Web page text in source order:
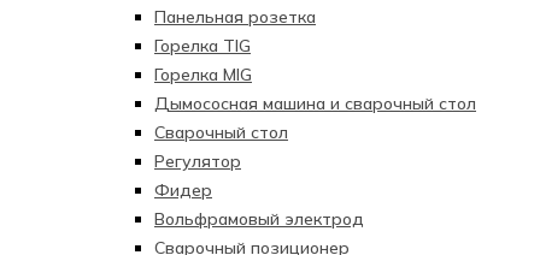
Панельная розетка
Горелка TIG
Горелка MIG
Дымососная машина и сварочный стол
Сварочный стол
Регулятор
Фидер
Вольфрамовый электрод
Сварочный позиционер